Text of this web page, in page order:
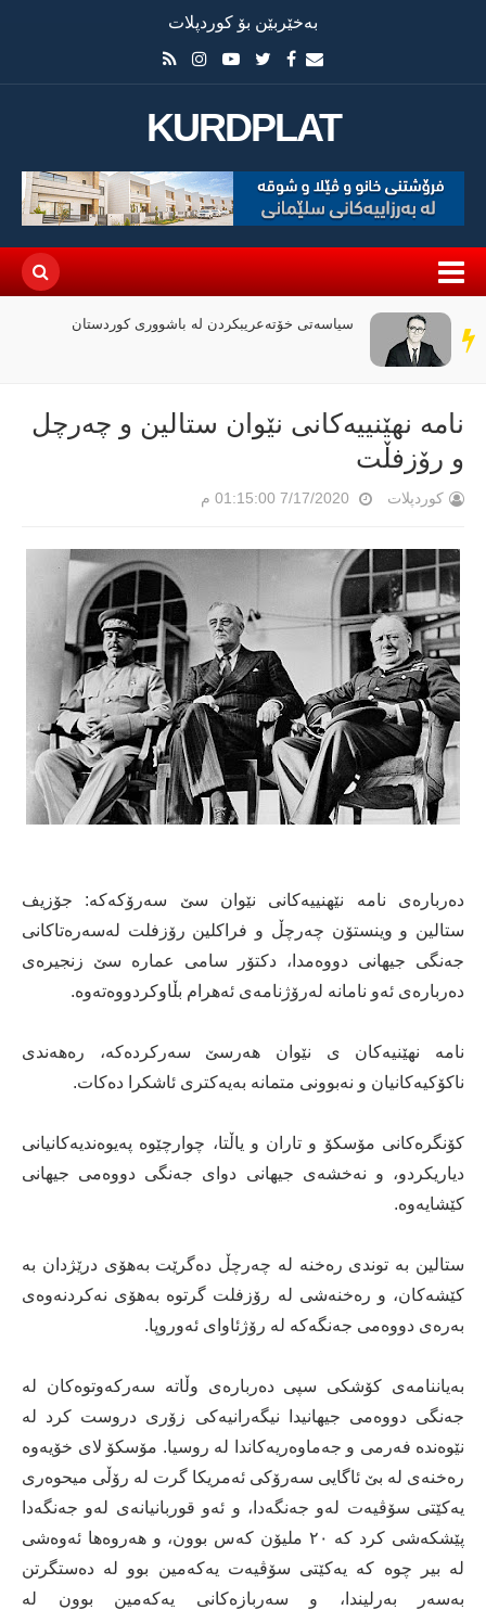
بەخێربێن بۆ کوردپلات
KURDPLAT
سەر
دێڕ
سیاسەتی خۆتەعریبکردن لە باشووری کوردستان
نامە نهێنییەكانی نێوان ستالین و چەرچل
و رۆزفڵت
کوردپلات 7/17/2020 01:15:00 م
دەربارەی نامە نێهنییەكانی نێوان سێ سەرۆكەكە: جۆزیف
ستالین و وینستۆن چەرچڵ و فراكلین رۆزفلت لەسەرەتاكانی
جەنگی جیهانی دووەمدا، دكتۆر سامی عمارە سێ زنجیرەی
دەربارەی ئەو نامانە لەرۆژنامەی ئەهرام بڵاوكردووەتەوە.
نامە نهێنیەكان ی نێوان هەرسێ سەركردەكە، رەهەندی
ناكۆكیەكانیان و نەبوونی متمانە بەیەكتری ئاشكرا دەكات.
كۆنگرەكانی مۆسكۆ و تاران و یاڵتا، چوارچێوە پەیوەندیەكانیانی
دیاریكردو، و نەخشەی جیهانی دوای جەنگی دووەمی جیهانی
كێشایەوە.
ستالین بە توندی رەخنە لە چەرچڵ دەگرێت بەهۆی درێژدان بە
كێشەكان، و رەخنەشی لە رۆزفلت گرتوە بەهۆی نەكردنەوەی
بەرەی دووەمی جەنگەكە لە رۆژئاوای ئەوروپا.
بەیاننامەی كۆشكی سپی دەربارەی وڵاتە سەركەوتوەكان لە
جەنگی دووەمی جیهانیدا نیگەرانیەكی زۆری دروست كرد لە
نێوەندە فەرمی و جەماوەریەكاندا لە روسیا. مۆسكۆ لای خۆیەوە
رەخنەی لە بێ ئاگایی سەرۆكی ئەمریكا گرت لە رۆڵی میحوەری
یەكێتی سۆڤیەت لەو جەنگەدا، و ئەو قوربانیانەی لەو جەنگەدا
پێشكەشی كرد كە ٢٠ ملیۆن كەس بوون، و هەروەها ئەوەشی
لە بیر چوە كە یەكێتی سۆڤیەت یەكەمین بوو لە دەستگرتن
بەسەر بەرلیندا، و سەربازەكانی یەكەمین بوون لە